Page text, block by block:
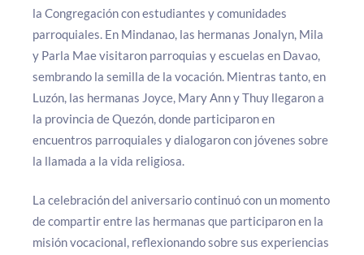
la Congregación con estudiantes y comunidades
parroquiales. En Mindanao, las hermanas Jonalyn, Mila
y Parla Mae visitaron parroquias y escuelas en Davao,
sembrando la semilla de la vocación. Mientras tanto, en
Luzón, las hermanas Joyce, Mary Ann y Thuy llegaron a
la provincia de Quezón, donde participaron en
encuentros parroquiales y dialogaron con jóvenes sobre
la llamada a la vida religiosa.
La celebración del aniversario continuó con un momento
de compartir entre las hermanas que participaron en la
misión vocacional, reflexionando sobre sus experiencias